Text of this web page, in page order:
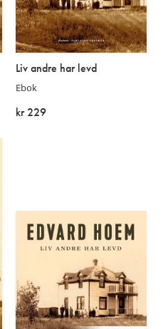
Liv andre har levd
Ebok
kr 229